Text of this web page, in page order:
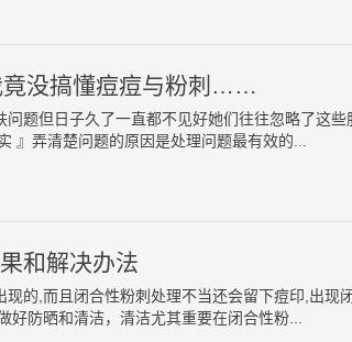
竟没搞懂痘痘与粉刺……
题但日子久了一直都不见好她们往往忽略了这
』弄清楚问题的原因是处理问题最有效的...
和解决办法
现的,而且闭合性粉刺处理不当还会留下痘印,出现
好防晒和清洁，清洁尤其重要在闭合性粉...